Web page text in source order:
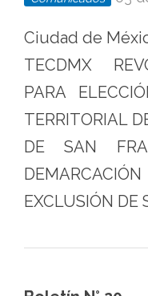
Ciudad de
TECDMX
PARA
TERRITORIAL
DE SAN
EXCLUSIÓN DE